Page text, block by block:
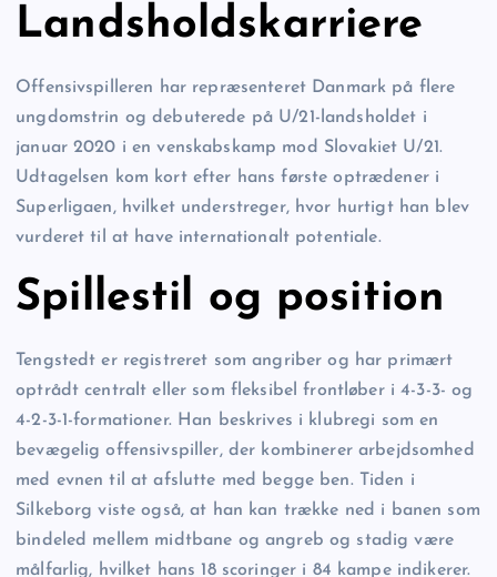
Landsholdskarriere
Offensivspilleren har repræsenteret Danmark på flere
ungdomstrin og debuterede på U/21-landsholdet i
januar 2020 i en venskabskamp mod Slovakiet U/21.
Udtagelsen kom kort efter hans første optrædener i
Superligaen, hvilket understreger, hvor hurtigt han blev
vurderet til at have internationalt potentiale.
Spillestil og position
Tengstedt er registreret som angriber og har primært
optrådt centralt eller som fleksibel frontløber i 4-3-3- og
4-2-3-1-formationer. Han beskrives i klubregi som en
bevægelig offensivspiller, der kombinerer arbejdsomhed
med evnen til at afslutte med begge ben. Tiden i
Silkeborg viste også, at han kan trække ned i banen som
bindeled mellem midtbane og angreb og stadig være
målfarlig, hvilket hans 18 scoringer i 84 kampe indikerer.